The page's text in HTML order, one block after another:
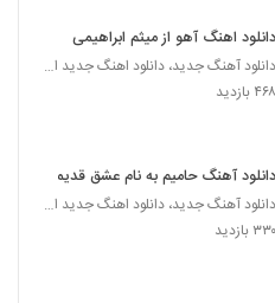
آهنگ حس خوبی داره از کارن دامغانی
مجید سلطانی لجباز
Arasteh Rah O
دانلود اهنگ آهو از میثم ابراهیمی
دانلود آهنگ جدید، دانلود اهنگ جدید ایرانی
۴۶۸ بازدید
دانلود آهنگ حامیم به نام عشق قدیمی
دانلود آهنگ جدید، دانلود اهنگ جدید ایرانی
۳۳۰ بازدید